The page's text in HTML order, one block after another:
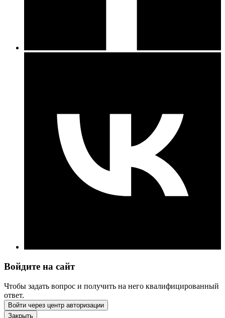
Войдите на сайт
Чтобы задать вопрос и получить на него квалифицированный
ответ.
Войти через центр авторизации
Закрыть